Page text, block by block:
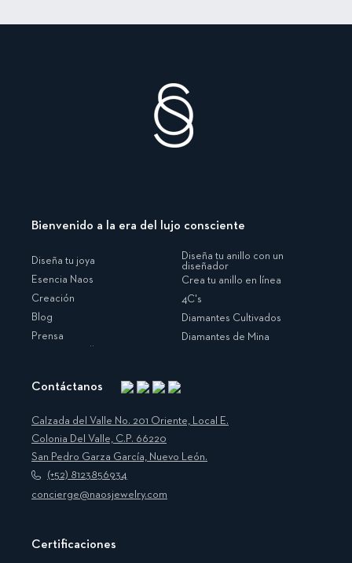
Bienvenido a la era del lujo consciente
Diseña tu joya
Esencia Naos
Creación
Blog
Prensa
Diseña tu anillo con un
diseñador
Crea tu anillo en línea
4C's
Diamantes Cultivados
Diamantes de Mina
Contáctanos
Instagram
Facebook
Translation
missing:
es.general.social.links.linkedin
Pinterest
Calzada del Valle No. 201 Oriente, Local E.
Colonia Del Valle, C.P. 66220
San Pedro Garza García, Nuevo León.
(+52) 8123856934
concierge@naosjewelry.com
Certificaciones